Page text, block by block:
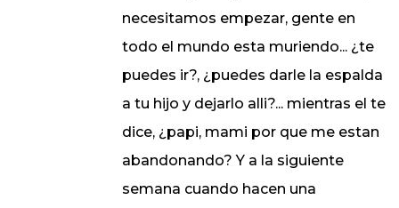
necesitamos empezar, gente en
todo el mundo esta muriendo... ¿te
puedes ir?, ¿puedes darle la espalda
a tu hijo y dejarlo alli?... mientras el te
dice, ¿papi, mami por que me estan
abandonando? Y a la siguiente
semana cuando hacen una